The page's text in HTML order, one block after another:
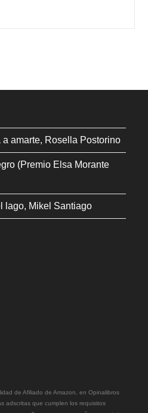
amarte, Rosella Postorino
(Premio Elsa Morante
lago, Mikel Santiago
de Afiliado de Amazon, en Opinalibros
adscritas que cumplen los requisitos